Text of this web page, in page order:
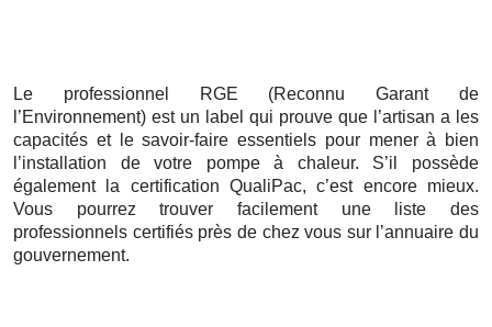
Le professionnel RGE (Reconnu Garant de
l’Environnement) est un label qui prouve que l’artisan a les
capacités et le savoir-faire essentiels pour mener à bien
l’installation de votre pompe à chaleur. S’il possède
également la certification QualiPac, c’est encore mieux.
Vous pourrez trouver facilement une liste des
professionnels certifiés près de chez vous sur l’annuaire du
gouvernement.